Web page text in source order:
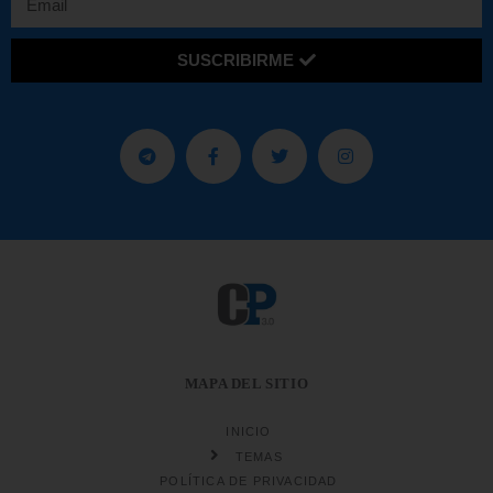
SUSCRIBIRME
MAPA DEL SITIO
INICIO
TEMAS
POLÍTICA DE PRIVACIDAD